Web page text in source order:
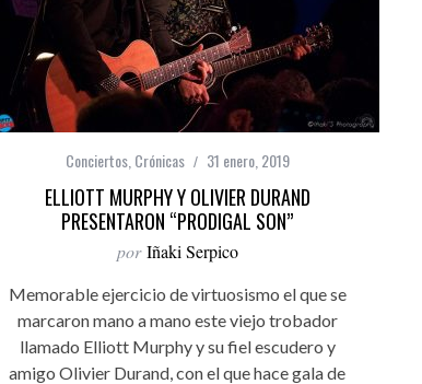
Conciertos, Crónicas 31 enero, 2019
ELLIOTT MURPHY Y OLIVIER DURAND
PRESENTARON “PRODIGAL SON”
por Iñaki Serpico
Memorable ejercicio de virtuosismo el que se
marcaron mano a mano este viejo trobador
llamado Elliott Murphy y su fiel escudero y
amigo Olivier Durand, con el que hace gala de